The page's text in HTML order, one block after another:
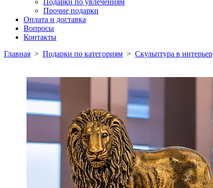
Подарки по увлечениям
Прочие подарки
Оплата и доставка
Вопросы
Контакты
Главная > Подарки по категориям > Скульптура в интерьер